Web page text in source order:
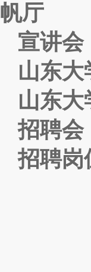
帆厅
宣讲会
山东大
山东大
招聘会
招聘岗